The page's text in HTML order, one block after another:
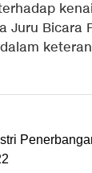
Juru Bicara